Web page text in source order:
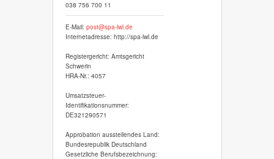
038 756 700 11
E-Mail: post@spa-lwl.de
Internetadresse: http://spa-lwl.de
Registergericht: Amtsgericht
Schwerin
HRA-Nr.: 4057
Umsatzsteuer-
Identifikationsnummer:
DE321290571
Approbation ausstellendes Land:
Bundesrepublik Deutschland
Gesetzliche Berufsbezeichnung: